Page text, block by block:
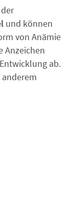
und können
von Anämie
Anzeichen
ab.